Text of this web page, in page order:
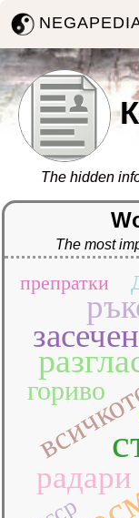
The hidden
The most
радари
гориво
препратки